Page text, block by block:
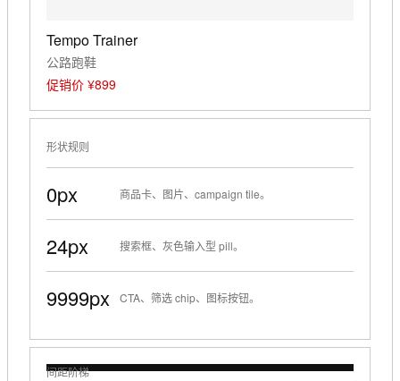
Tempo Trainer
公路跑鞋
促销价 ¥899
形状规则
0px 商品卡、图片、campaign tile。
24px 搜索框、灰色输入型 pill。
9999px CTA、筛选 chip、图标按钮。
间距阶梯